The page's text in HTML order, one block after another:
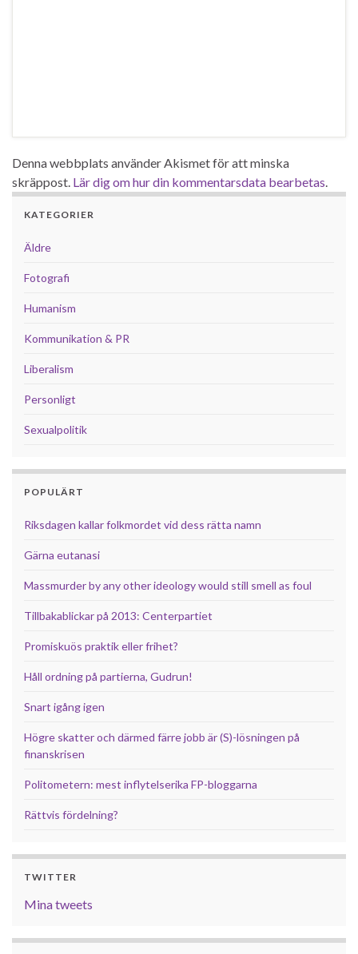
Denna webbplats använder Akismet för att minska
skräppost. Lär dig om hur din kommentarsdata bearbetas.
KATEGORIER
Äldre
Fotografi
Humanism
Kommunikation & PR
Liberalism
Personligt
Sexualpolitik
POPULÄRT
Riksdagen kallar folkmordet vid dess rätta namn
Gärna eutanasi
Massmurder by any other ideology would still smell as foul
Tillbakablickar på 2013: Centerpartiet
Promiskuös praktik eller frihet?
Håll ordning på partierna, Gudrun!
Snart igång igen
Högre skatter och därmed färre jobb är (S)-lösningen på
finanskrisen
Politometern: mest inflytelserika FP-bloggarna
Rättvis fördelning?
TWITTER
Mina tweets